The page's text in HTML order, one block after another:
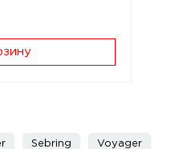
Sebring Voyager